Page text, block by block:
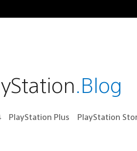
.Blog
PlayStation Plus PlayStation